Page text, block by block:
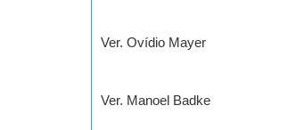
Ver. Ovídio Mayer
Ver. Manoel Badke